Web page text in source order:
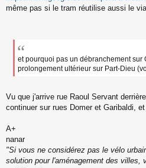
même pas si le tram réutilise aussi le
et pourquoi pas un débranchement sur
prolongement ultérieur sur Part-Dieu
Vu que j'arrive rue Raoul Servant
continuer sur rues Domer et Garibaldi,
A+
nanar
"Si vous ne considérez pas le vélo
solution pour l'aménagement des villes,